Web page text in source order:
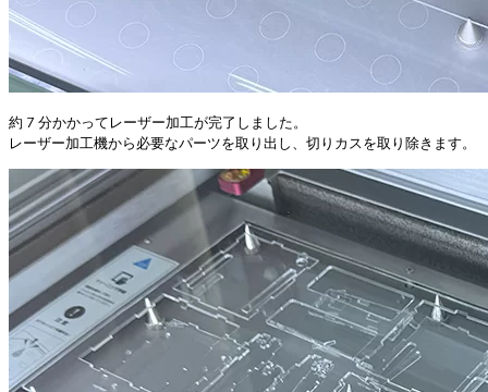
約 7 分かかってレーザー加工が完了しました。
レーザー加工機から必要なパーツを取り出し、切りカスを取り除きます。